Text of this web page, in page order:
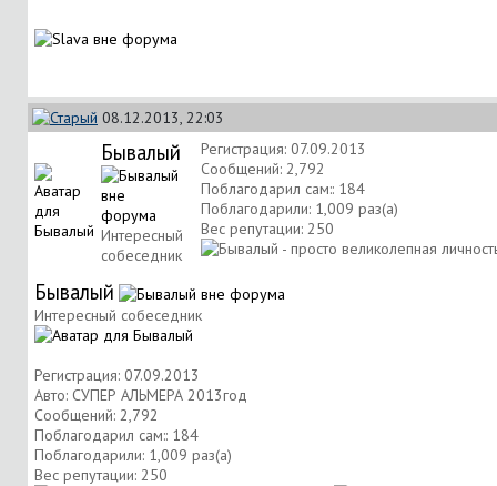
08.12.2013, 22:03
Бывалый
Интересный
собеседник
Регистрация: 07.09.2013
Сообщений: 2,792
Поблагодарил сам:: 184
Поблагодарили: 1,009 раз(а)
Вес репутации: 250
Бывалый
Интересный собеседник
Регистрация: 07.09.2013
Авто: СУПЕР АЛЬМЕРА 2013год
Сообщений: 2,792
Поблагодарил сам:: 184
Поблагодарили: 1,009 раз(а)
Вес репутации: 250